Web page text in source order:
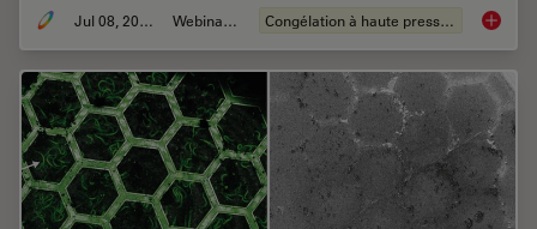
Jul 08, 2026 Webinaire Congélation à haute pression Cryo-